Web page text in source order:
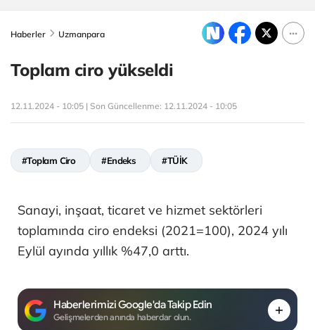
Haberler Uzmanpara
Toplam ciro yükseldi
12.11.2024 - 10:05 | Son Güncellenme: 12.11.2024 - 10:05
#Toplam Ciro #Endeks #TÜİK
Sanayi, inşaat, ticaret ve hizmet sektörleri
toplamında ciro endeksi (2021=100), 2024 yılı
Eylül ayında yıllık %47,0 arttı.
Haberlerimizi Google'da Takip Edin
Gelişmelerden anında haberdar olun.